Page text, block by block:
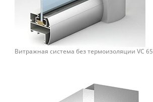
Витражная система без термоизоляции VC 65